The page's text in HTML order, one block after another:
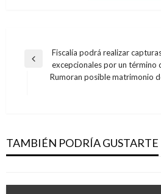
Navegación
Entrada
anterior
Fiscalía podrá realizar
excepcionales por un término
Rumoran posible matrimonio
TAMBIÉN PODRÍA GUSTARTE
tráfico de dólares falsos
Manuel Reyes Beltran viernes